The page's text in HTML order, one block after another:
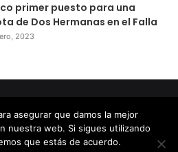
primer puesto para una
de Dos Hermanas en el Falla
2023
Web
asegurar que damos la mejor
nuestra web. Si sigues utilizando
que estás de acuerdo.